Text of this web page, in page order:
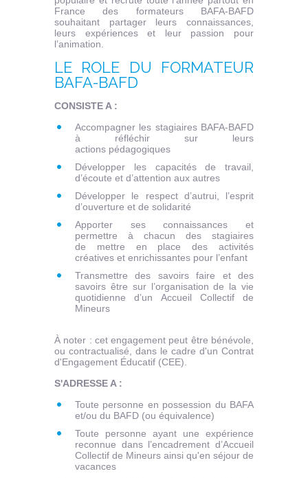
France des formateurs BAFA-BAFD
souhaitant partager leurs connaissances,
leurs expériences et leur passion pour
l’animation.
LE ROLE DU FORMATEUR
BAFA-BAFD
CONSISTE A :
Accompagner les stagiaires BAFA-BAFD
à réfléchir sur leurs
actions pédagogiques
Développer les capacités de travail,
d’écoute et d’attention aux autres
Développer le respect d’autrui, l’esprit
d’ouverture et de solidarité
Apporter ses connaissances et
permettre à chacun des stagiaires
de mettre en place des activités
créatives et enrichissantes pour l’enfant
Transmettre des savoirs faire et des
savoirs être sur l’organisation de la vie
quotidienne d’un Accueil Collectif de
Mineurs
À noter : cet engagement peut être bénévole,
ou contractualisé, dans le cadre d'un Contrat
d'Engagement Éducatif (CEE).
S'ADRESSE A :
Toute personne en possession du BAFA
et/ou du BAFD (ou équivalence)
Toute personne ayant une expérience
reconnue dans l’encadrement d’Accueil
Collectif de Mineurs ainsi qu'en séjour de
vacances